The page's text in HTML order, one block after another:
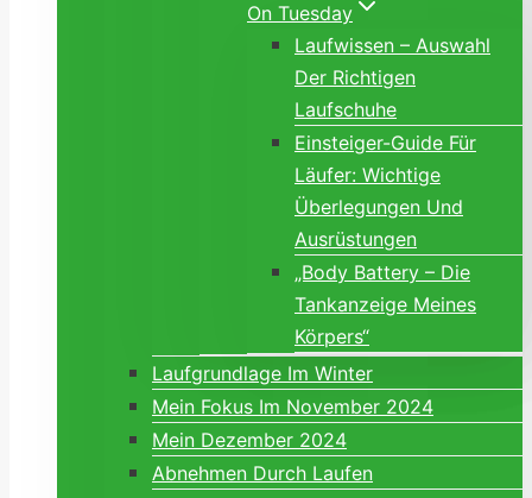
On Tuesday
Laufwissen – Auswahl
Der Richtigen
Laufschuhe
Einsteiger-Guide Für
Läufer: Wichtige
Überlegungen Und
Ausrüstungen
„Body Battery – Die
Tankanzeige Meines
Körpers“
Laufgrundlage Im Winter
Mein Fokus Im November 2024
Mein Dezember 2024
Abnehmen Durch Laufen